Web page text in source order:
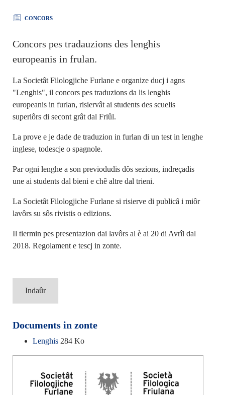
CONCORS
Concors pes tradauzions des lenghis
europeanis in frulan.
La Societât Filologjiche Furlane e organize ducj i agns
"Lenghis", il concors pes traduzions da lis lenghis
europeanis in furlan, risiervât ai students des scuelis
superiôrs di secont grât dal Friûl.
La prove e je dade de traduzion in furlan di un test in lenghe
inglese, todescje o spagnole.
Par ogni lenghe a son previodudis dôs sezions, indreçadis
une ai students dal bieni e chê altre dal trieni.
La Societât Filologjiche Furlane si risierve di publicâ i miôr
lavôrs su sôs rivistis o edizions.
Il tiermin pes presentazion dai lavôrs al è ai 20 di Avrîl dal
2018. Regolament e tescj in zonte.
Indaûr
Documents in zonte
Lenghis 284 Ko